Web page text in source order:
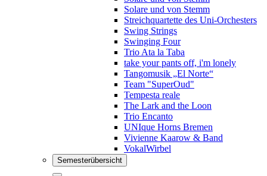
Solare und von Stemm
Streichquartette des Uni-Orchesters
Swing Strings
Swinging Four
Trio Ata la Taba
take your pants off, i'm lonely
Tangomusik „El Norte“
Team "SuperOud"
Tempesta reale
The Lark and the Loon
Trio Encanto
UNIque Horns Bremen
Vivienne Kaarow & Band
VokalWirbel
Semesterübersicht